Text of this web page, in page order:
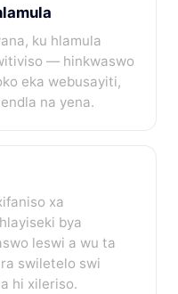
ku hlamula
— hinkwaswo
eka webusayiti,
na yena.
xa
bya
leswi a wu ta
swiletelo swi
hi xileriso.